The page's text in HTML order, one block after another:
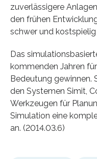
zuverlässigere
den frühen
schwer und kostspielig
Das
kommenden Jahren
Bedeutung gewinnen.
den Systemen Simit,
Werkzeugen für
Simulation eine
an. (2014.03.6)